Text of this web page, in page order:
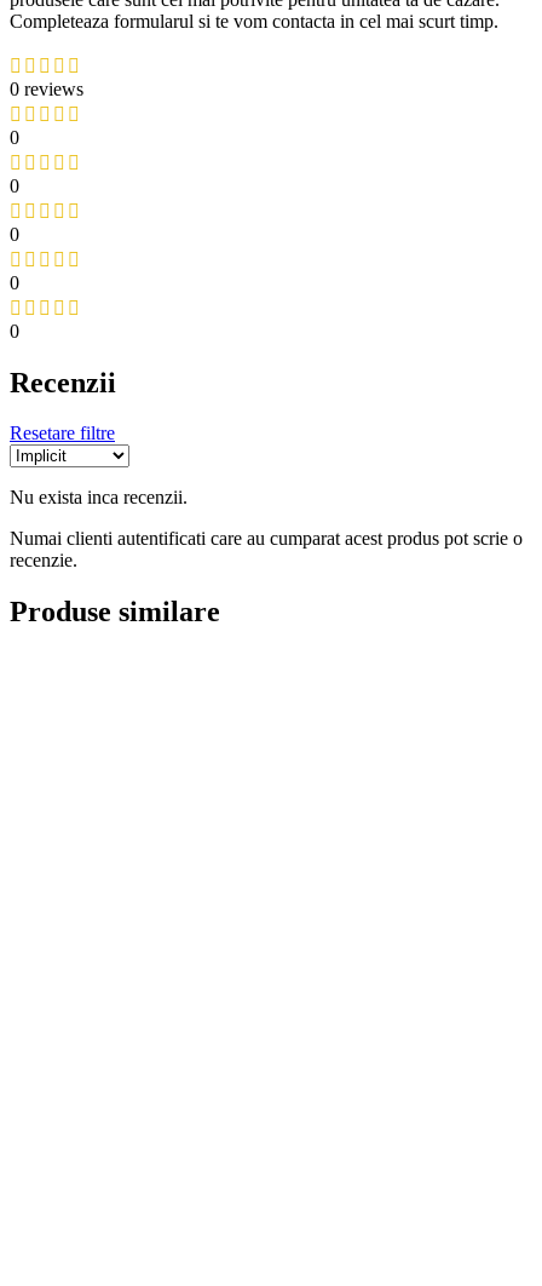
Completeaza formularul si te vom contacta in cel mai scurt timp.
0 reviews
0
0
0
0
0
Recenzii
Resetare filtre
Nu exista inca recenzii.
Numai clienti autentificati care au cumparat acest produs pot scrie o
recenzie.
Produse similare